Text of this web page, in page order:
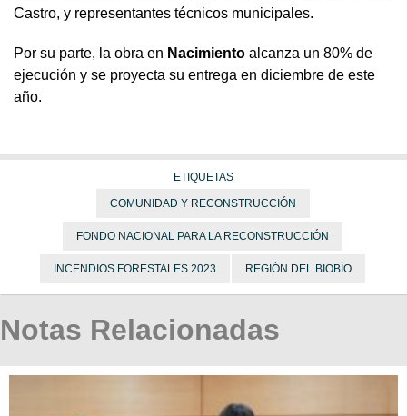
Castro, y representantes técnicos municipales.
Por su parte, la obra en Nacimiento alcanza un 80% de
ejecución y se proyecta su entrega en diciembre de este
año.
ETIQUETAS
COMUNIDAD Y RECONSTRUCCIÓN
FONDO NACIONAL PARA LA RECONSTRUCCIÓN
INCENDIOS FORESTALES 2023 REGIÓN DEL BIOBÍO
Notas Relacionadas